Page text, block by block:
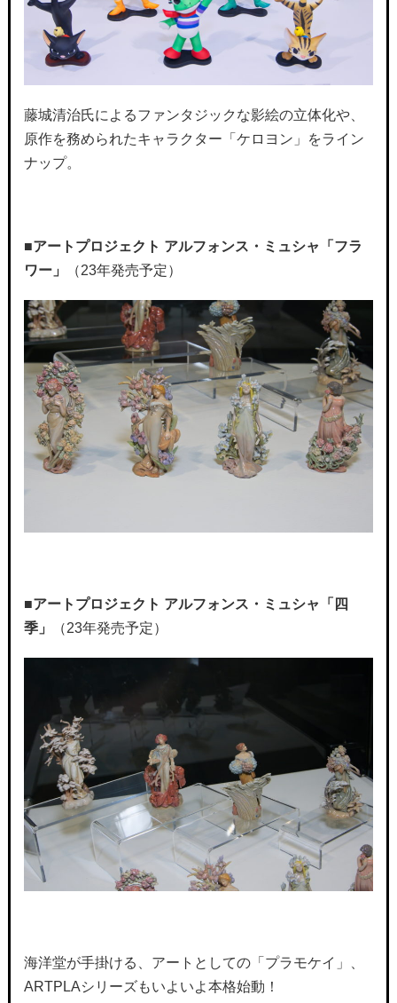
藤城清治氏によるファンタジックな影絵の立体化や、
原作を務められたキャラクター「ケロヨン」をライン
ナップ。
■アートプロジェクト アルフォンス・ミュシャ「フラ
ワー」
（23年発売予定）
■アートプロジェクト アルフォンス・ミュシャ「四
季」
（23年発売予定）
海洋堂が手掛ける、アートとしての「プラモケイ」、
ARTPLAシリーズもいよいよ本格始動！